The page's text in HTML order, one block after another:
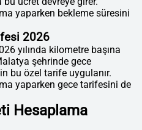
yaparken bekleme süresini
2026
yılında kilometre başına
şehrinde gece
bu özel tarife uygulanır.
yaparken gece tarifesini de
Hesaplama